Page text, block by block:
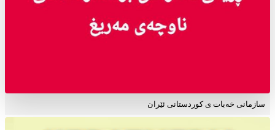
سازمانی خەبات ی کوردستانی ئێران